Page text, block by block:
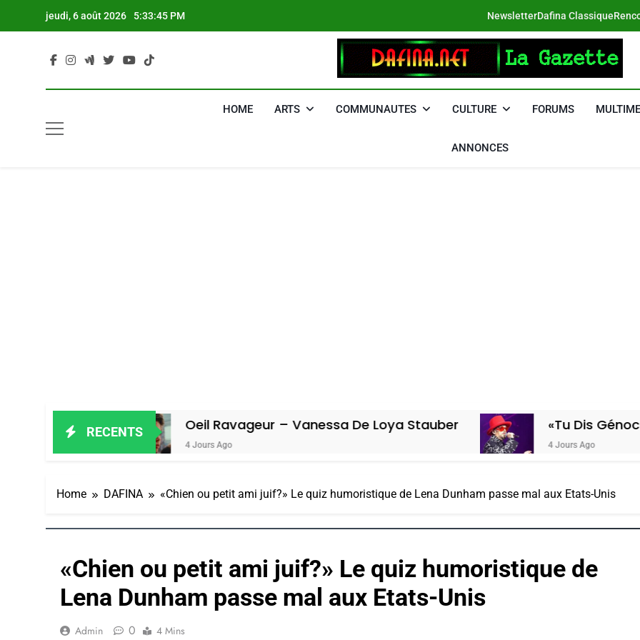
jeudi, 6 août 2026 5:33:46 PM NewsletterDafina Classique
DAFINA
HOME ARTS COMMUNAUTES CULTURE FORUMS
ANNONCES
RECENTS
Oeil Ravageur – Vanessa De Loya Stauber «Tu Dis Génocide, Je Dis
4 Jours Ago
Home DAFINA «Chien ou petit ami juif?» Le quiz humoristique de Lena Dunham passe mal aux Etats-Unis
«Chien ou petit ami juif?» Le quiz humoristique de
Lena Dunham passe mal aux Etats-Unis
Admin 0 4 Mins